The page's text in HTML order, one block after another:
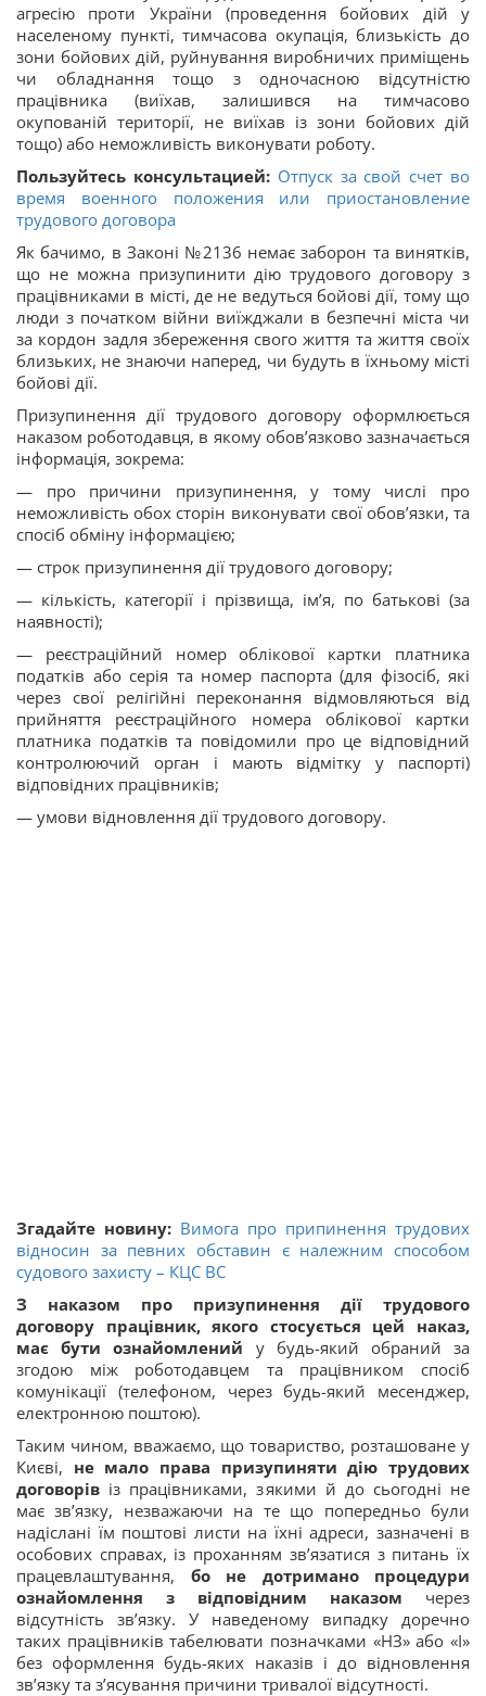
агресію проти України (проведення бойових дій у
населеному пункті, тимчасова окупація, близькість до
зони бойових дій, руйнування виробничих приміщень
чи обладнання тощо з одночасною відсутністю
працівника (виїхав, залишився на тимчасово
окупованій території, не виїхав із зони бойових дій
тощо) або неможливість виконувати роботу.
Пользуйтесь консультацией: Отпуск за свой счет во
время военного положения или приостановление
трудового договора
Як бачимо, в Законі №2136 немає заборон та винятків,
що не можна призупинити дію трудового договору з
працівниками в місті, де не ведуться бойові дії, тому що
люди з початком війни виїжджали в безпечні міста чи
за кордон задля збереження свого життя та життя своїх
близьких, не знаючи наперед, чи будуть в їхньому місті
бойові дії.
Призупинення дії трудового договору оформлюється
наказом роботодавця, в якому обов’язково зазначається
інформація, зокрема:
— про причини призупинення, у тому числі про
неможливість обох сторін виконувати свої обов’язки, та
спосіб обміну інформацією;
— строк призупинення дії трудового договору;
— кількість, категорії і прізвища, ім’я, по батькові (за
наявності);
— реєстраційний номер облікової картки платника
податків або серія та номер паспорта (для фізосіб, які
через свої релігійні переконання відмовляються від
прийняття реєстраційного номера облікової картки
платника податків та повідомили про це відповідний
контролюючий орган і мають відмітку у паспорті)
відповідних працівників;
— умови відновлення дії трудового договору.
Згадайте новину: Вимога про припинення трудових
відносин за певних обставин є належним способом
судового захисту – КЦС ВС
З наказом про призупинення дії трудового
договору працівник, якого стосується цей наказ,
має бути ознайомлений у будь-який обраний за
згодою між роботодавцем та працівником спосіб
комунікації (телефоном, через будь-який месенджер,
електронною поштою).
Таким чином, вважаємо, що товариство, розташоване у
Києві, не мало права призупиняти дію трудових
договорів із працівниками, з якими й до сьогодні не
має зв’язку, незважаючи на те що попередньо були
надіслані їм поштові листи на їхні адреси, зазначені в
особових справах, із проханням зв’язатися з питань їх
працевлаштування, бо не дотримано процедури
ознайомлення з відповідним наказом через
відсутність зв’язку. У наведеному випадку доречно
таких працівників табелювати позначками «НЗ» або «І»
без оформлення будь-яких наказів і до відновлення
зв’язку та з’ясування причини тривалої відсутності.